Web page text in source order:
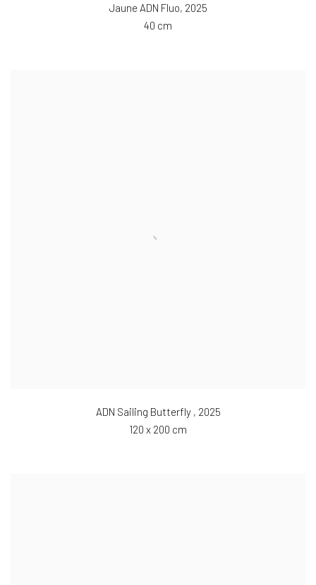
Jaune ADN Fluo, 2025
40 cm
ADN Sailing Butterfly , 2025
120 x 200 cm